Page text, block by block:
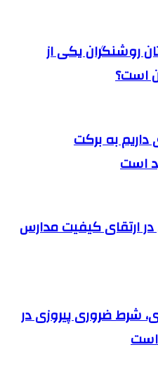
روشنگران یکی از
است؟
به برکت
است
ارتقای کیفیت مدارس
شرط ضروری پیروزی در
است